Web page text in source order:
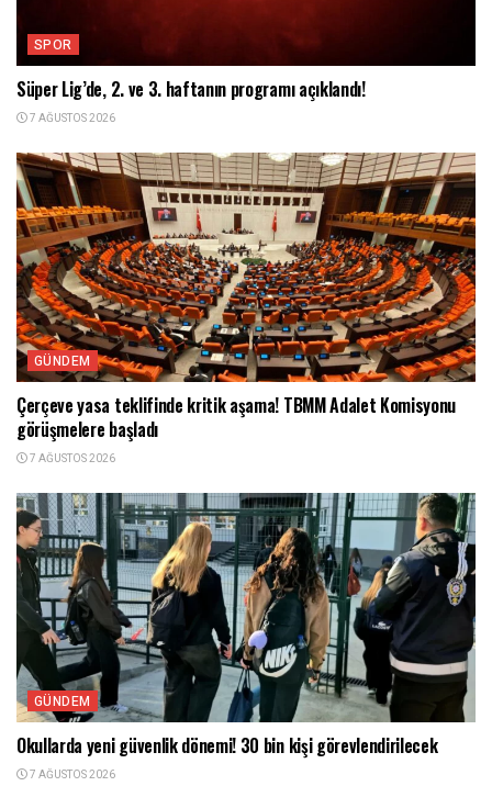
SPOR
Süper Lig’de, 2. ve 3. haftanın programı açıklandı!
7 AĞUSTOS 2026
GÜNDEM
Çerçeve yasa teklifinde kritik aşama! TBMM Adalet Komisyonu
görüşmelere başladı
7 AĞUSTOS 2026
GÜNDEM
Okullarda yeni güvenlik dönemi! 30 bin kişi görevlendirilecek
7 AĞUSTOS 2026